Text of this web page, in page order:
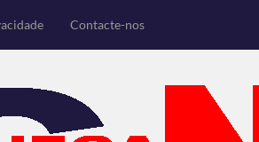
Contacte-nos